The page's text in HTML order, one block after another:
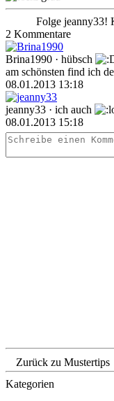
Folge jeanny33!
2 Kommentare
Brina1990 · hübsch
am schönsten find ich
08.01.2013 13:18
jeanny33 · ich auch
08.01.2013 15:18
Zurück zu Mustertips
Kategorien